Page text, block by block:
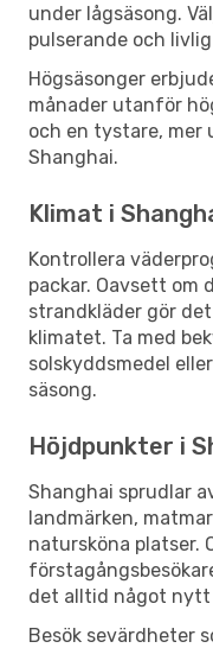
under lågsäsong.
pulserande och
Högsäsonger
månader utanför
och en tystare, mer
Shanghai.
Klimat i
Kontrollera
packar. Oavsett om
strandkläder gör
klimatet. Ta med
solskyddsmedel
säsong.
Höjdpunkter i
Shanghai sprudlar
landmärken,
natursköna platser.
det alltid något
Besök sevärdheter